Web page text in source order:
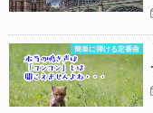
簡単に弾ける定番曲